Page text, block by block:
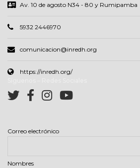
Av. 10 de agosto N34 - 80 y Rumipamba
5932 2446970
comunicacion@inredh.org
https://inredh.org/
Correo electrónico
Nombres